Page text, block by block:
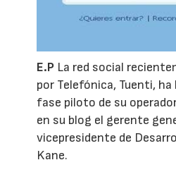
E.P La red social
por Telefónica, Tuenti,
fase piloto de su
en su blog el gerente
vicepresidente de
Kane.